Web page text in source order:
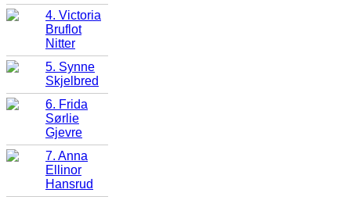
4. Victoria
Bruflot
Nitter
5. Synne
Skjelbred
6. Frida
Sørlie
Gjevre
7. Anna
Ellinor
Hansrud